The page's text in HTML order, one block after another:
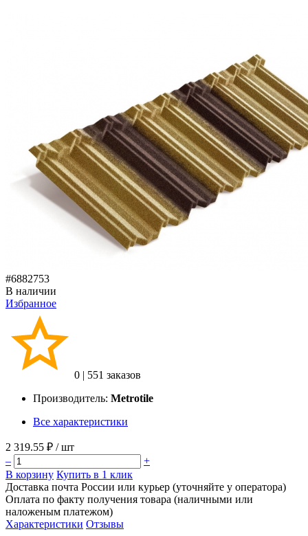
#6882753
В наличии
Избранное
0 | 551 заказов
Производитель: Metrotile
Все характеристики
2 319.55 ₽ / шт
–
+
В корзину Купить в 1 клик
Доставка почта России или курьер (уточняйте у оператора)
Оплата по факту получения товара (наличными или
наложеным платежом)
Характеристики Отзывы